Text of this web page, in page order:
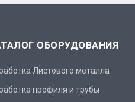
ОБОРУДОВАНИЯ
Листового металла
профиля и трубы